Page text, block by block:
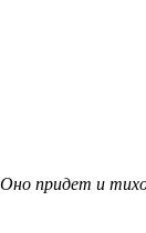
Оно придет и